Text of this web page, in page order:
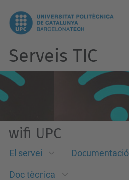
Serveis TIC
wifi UPC
El servei Documentació
Doc tècnica